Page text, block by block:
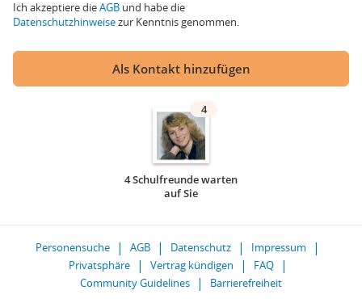
Ich akzeptiere dieAGB und habe die
Datenschutzhinweisezur Kenntnis genommen.
Als Kontakt hinzufügen
4
4 Schulfreunde warten
auf Sie
Personensuche AGB Datenschutz
Impressum
Privatsphäre
Vertrag kündigen
FAQ
Community Guidelines
Barrierefreiheit